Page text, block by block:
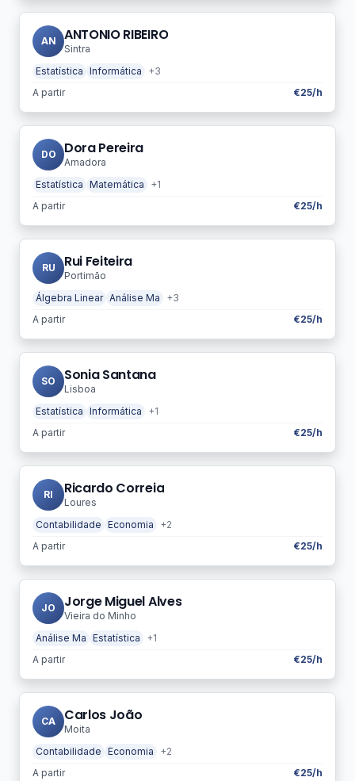
AN ANTONIO RIBEIRO
Sintra
Estatística Informática
+3
A partir
€25/h
DO Dora Pereira
Amadora
Estatística Matemática
+1
A partir
€25/h
RU Rui Feiteira
Portimão
Álgebra Linear Análise Ma
+3
A partir
€25/h
SO Sonia Santana
Lisboa
Estatística Informática
+1
A partir
€25/h
RI Ricardo Correia
Loures
Contabilidade Economia
+2
A partir
€25/h
JO Jorge Miguel Alves
Vieira do Minho
Análise Ma Estatística
+1
A partir
€25/h
CA Carlos João
Moita
Contabilidade Economia
+2
A partir
€25/h